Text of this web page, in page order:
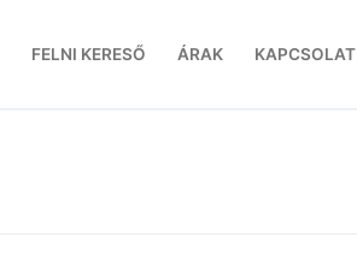
FELNI KERESŐ ÁRAK KAPCSOLAT